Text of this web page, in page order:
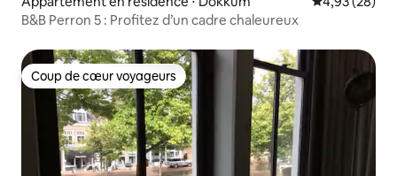
B&B Perron 5 : Profitez d’un cadre chaleureux
Coup de cœur voyageurs
Coup de cœur voyageurs